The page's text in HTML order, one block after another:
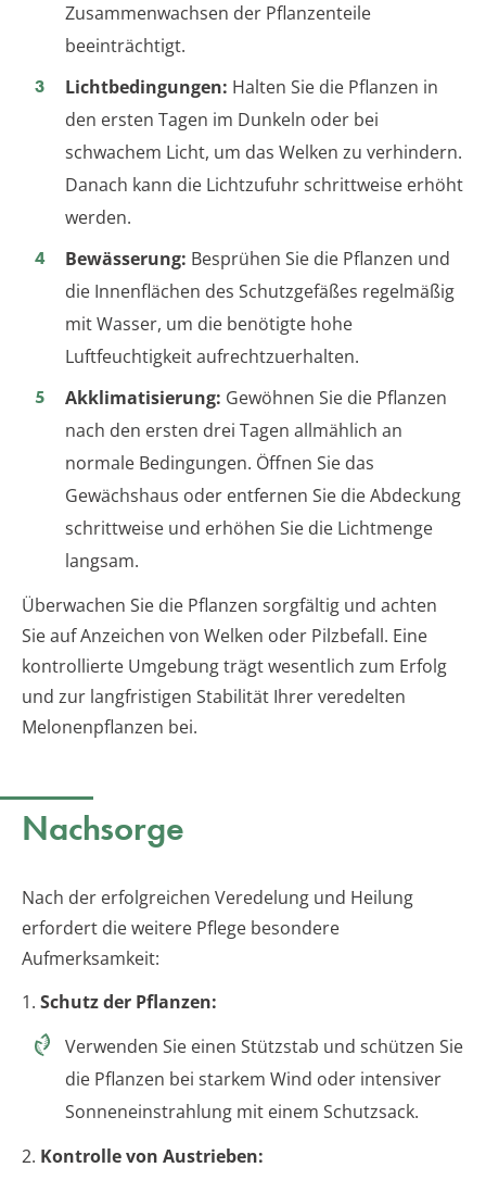
Zusammenwachsen der Pflanzenteile
beeinträchtigt.
Lichtbedingungen: Halten Sie die Pflanzen in
den ersten Tagen im Dunkeln oder bei
schwachem Licht, um das Welken zu verhindern.
Danach kann die Lichtzufuhr schrittweise erhöht
werden.
Bewässerung: Besprühen Sie die Pflanzen und
die Innenflächen des Schutzgefäßes regelmäßig
mit Wasser, um die benötigte hohe
Luftfeuchtigkeit aufrechtzuerhalten.
Akklimatisierung: Gewöhnen Sie die Pflanzen
nach den ersten drei Tagen allmählich an
normale Bedingungen. Öffnen Sie das
Gewächshaus oder entfernen Sie die Abdeckung
schrittweise und erhöhen Sie die Lichtmenge
langsam.
Überwachen Sie die Pflanzen sorgfältig und achten
Sie auf Anzeichen von Welken oder Pilzbefall. Eine
kontrollierte Umgebung trägt wesentlich zum Erfolg
und zur langfristigen Stabilität Ihrer veredelten
Melonenpflanzen bei.
Nachsorge
Nach der erfolgreichen Veredelung und Heilung
erfordert die weitere Pflege besondere
Aufmerksamkeit:
1. Schutz der Pflanzen:
Verwenden Sie einen Stützstab und schützen Sie
die Pflanzen bei starkem Wind oder intensiver
Sonneneinstrahlung mit einem Schutzsack.
2. Kontrolle von Austrieben: